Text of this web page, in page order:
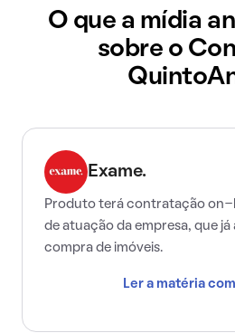
O que a mídia
sobre o
Exame.
Produto terá contratação on-
de atuação da empresa, que já
compra de imóveis.
Ler a matéria